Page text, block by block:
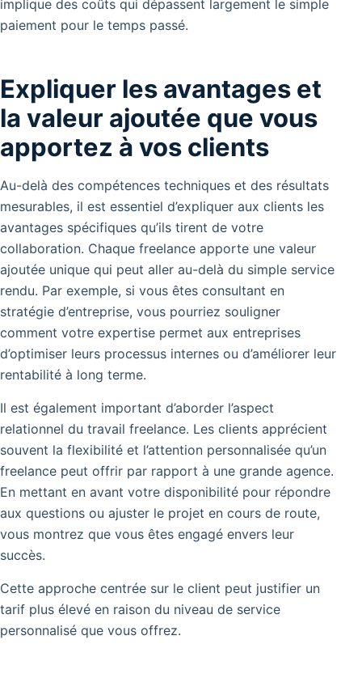
implique des coûts qui dépassent largement le simple
paiement pour le temps passé.
Expliquer les avantages et
la valeur ajoutée que vous
apportez à vos clients
Au-delà des compétences techniques et des résultats
mesurables, il est essentiel d’expliquer aux clients les
avantages spécifiques qu’ils tirent de votre
collaboration. Chaque freelance apporte une valeur
ajoutée unique qui peut aller au-delà du simple service
rendu. Par exemple, si vous êtes consultant en
stratégie d’entreprise, vous pourriez souligner
comment votre expertise permet aux entreprises
d’optimiser leurs processus internes ou d’améliorer leur
rentabilité à long terme.
Il est également important d’aborder l’aspect
relationnel du travail freelance. Les clients apprécient
souvent la flexibilité et l’attention personnalisée qu’un
freelance peut offrir par rapport à une grande agence.
En mettant en avant votre disponibilité pour répondre
aux questions ou ajuster le projet en cours de route,
vous montrez que vous êtes engagé envers leur
succès.
Cette approche centrée sur le client peut justifier un
tarif plus élevé en raison du niveau de service
personnalisé que vous offrez.